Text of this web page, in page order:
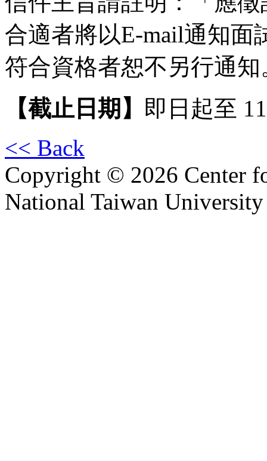
合適者將以E-mail通知面
符合資格者恕不另行通知
【截止日期】 即日起至
<< Back
Copyright © 2026 Center
National Taiwan University